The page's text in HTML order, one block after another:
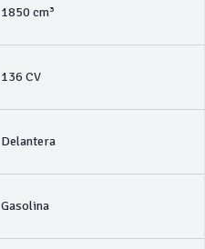
1850 cm³
136 CV
Delantera
Gasolina